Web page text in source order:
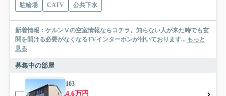
駐輪場 CATV 公共下水
新着情報：ケルンⅤの空室情報ならコチラ。知らない人が来た時でも玄
関を開ける必要がなくなるTVインターホンが付いております... もっと
見る
募集中の部屋
103
4.6万円